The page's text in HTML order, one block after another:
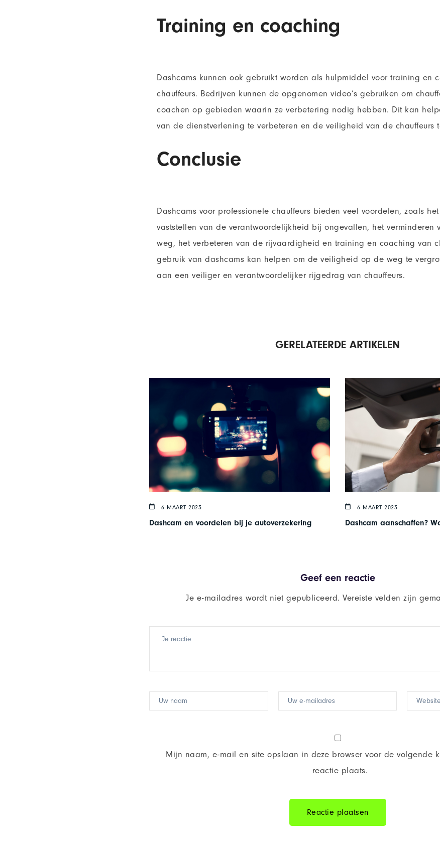
Training en coaching
Dashcams kunnen ook gebruikt worden als hulpmiddel voor training en
chauffeurs. Bedrijven kunnen de opgenomen video’s gebruiken om
coachen op gebieden waarin ze verbetering nodig hebben. Dit kan
van de dienstverlening te verbeteren en de veiligheid van de chauffeurs
Conclusie
Dashcams voor professionele chauffeurs bieden veel voordelen, zoals
vaststellen van de verantwoordelijkheid bij ongevallen, het verminderen
weg, het verbeteren van de rijvaardigheid en training en coaching van
gebruik van dashcams kan helpen om de veiligheid op de weg te
aan een veiliger en verantwoordelijker rijgedrag van chauffeurs.
GERELATEERDE ARTIKELEN
6 MAART 2023
Dashcam en voordelen bij je autoverzekering
6 MAART 2023
Dashcam aanschaffen?
Geef een reactie
Je e-mailadres wordt niet gepubliceerd. Vereiste velden zijn
Mijn naam, e-mail en site opslaan in deze browser voor de volgende
reactie plaats.
Reactie plaatsen